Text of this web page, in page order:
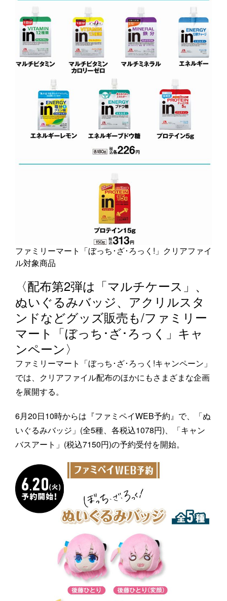
ファミリーマート「ぼっち･ざ･ろっく!」クリアファイ
ル対象商品
〈配布第2弾は「マルチケース」、
ぬいぐるみバッジ、アクリルスタ
ンドなどグッズ販売も/ファミリー
マート「ぼっち･ざ･ろっく」キャ
ンペーン〉
ファミリーマート「ぼっち･ざ･ろっく!キャンペーン」
では、クリアファイル配布のほかにもさまざまな企画
を展開する。
6月20日10時からは『ファミペイWEB予約』で、「ぬ
いぐるみバッジ」(全5種、各税込1078円)、「キャン
バスアート」(税込7150円)の予約受付を開始。